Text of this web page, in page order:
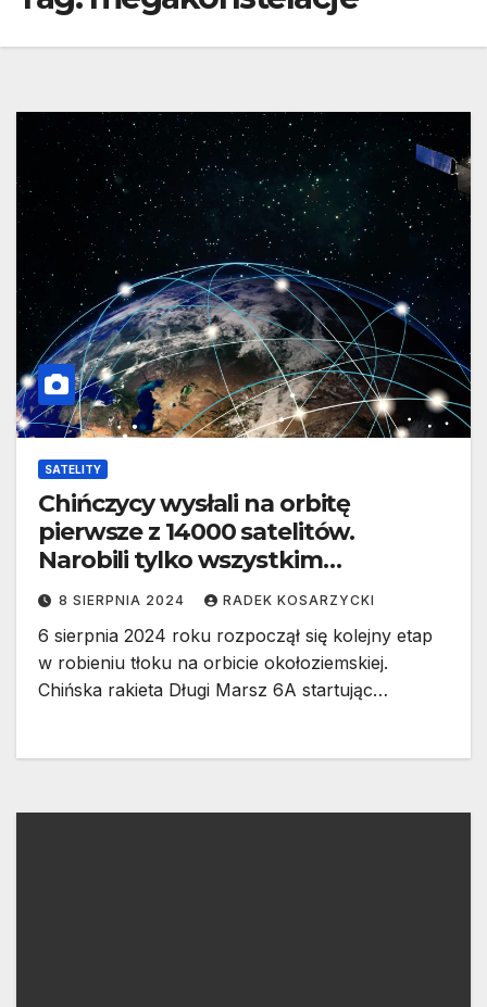
SATELITY
Chińczycy wysłali na orbitę
pierwsze z 14000 satelitów.
Narobili tylko wszystkim
problemów
8 SIERPNIA 2024 RADEK KOSARZYCKI
6 sierpnia 2024 roku rozpoczął się kolejny etap
w robieniu tłoku na orbicie okołoziemskiej.
Chińska rakieta Długi Marsz 6A startując…